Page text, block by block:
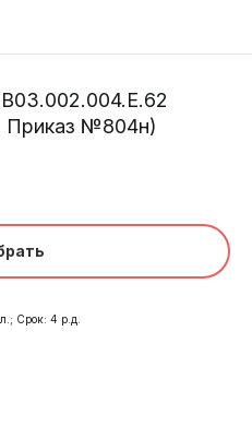
№804н)
Срок: 4 р.д.